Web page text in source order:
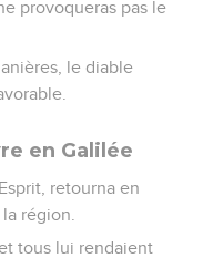
provoqueras pas le
le diable
en Galilée
retourna en
région.
tous lui rendaient